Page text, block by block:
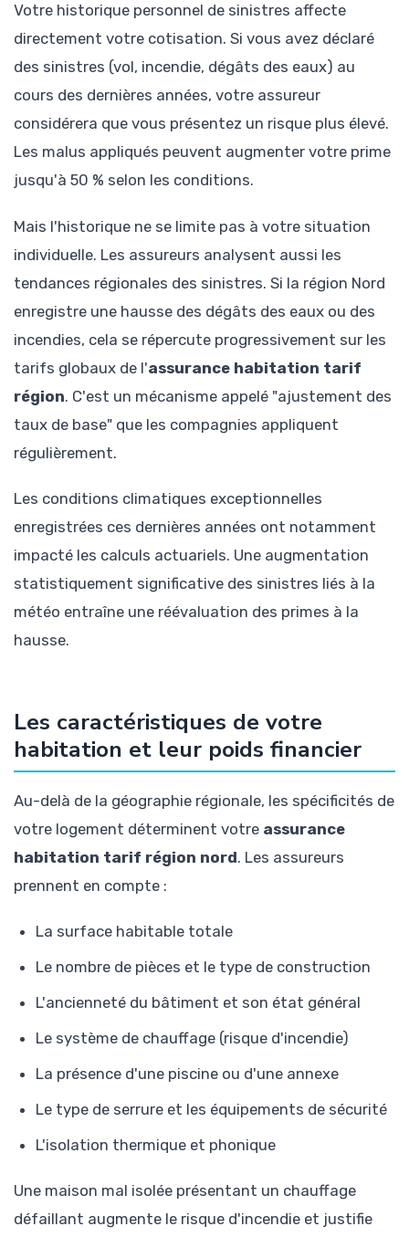
Votre historique personnel de sinistres affecte
directement votre cotisation. Si vous avez déclaré
des sinistres (vol, incendie, dégâts des eaux) au
cours des dernières années, votre assureur
considérera que vous présentez un risque plus élevé.
Les malus appliqués peuvent augmenter votre prime
jusqu'à 50 % selon les conditions.
Mais l'historique ne se limite pas à votre situation
individuelle. Les assureurs analysent aussi les
tendances régionales des sinistres. Si la région Nord
enregistre une hausse des dégâts des eaux ou des
incendies, cela se répercute progressivement sur les
tarifs globaux de l'assurance habitation tarif
région. C'est un mécanisme appelé "ajustement des
taux de base" que les compagnies appliquent
régulièrement.
Les conditions climatiques exceptionnelles
enregistrées ces dernières années ont notamment
impacté les calculs actuariels. Une augmentation
statistiquement significative des sinistres liés à la
météo entraîne une réévaluation des primes à la
hausse.
Les caractéristiques de votre
habitation et leur poids financier
Au-delà de la géographie régionale, les spécificités de
votre logement déterminent votre assurance
habitation tarif région nord. Les assureurs
prennent en compte :
La surface habitable totale
Le nombre de pièces et le type de construction
L'ancienneté du bâtiment et son état général
Le système de chauffage (risque d'incendie)
La présence d'une piscine ou d'une annexe
Le type de serrure et les équipements de sécurité
L'isolation thermique et phonique
Une maison mal isolée présentant un chauffage
défaillant augmente le risque d'incendie et justifie